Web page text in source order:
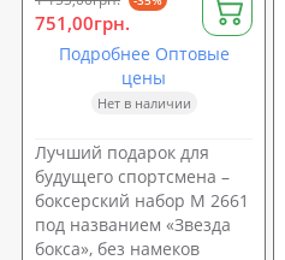
751,00грн.
Подробнее Оптовые
цены
Нет в наличии
Лучший подарок для
будущего спортсмена –
боксерский набор M 2661
под названием «Звезда
бокса», без намеков